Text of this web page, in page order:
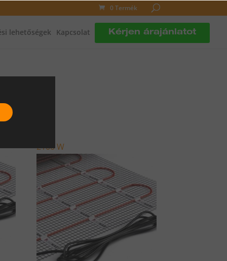
0 Termék
lehetőségek Kapcsolat Kérjen árajánlatot
2100 W